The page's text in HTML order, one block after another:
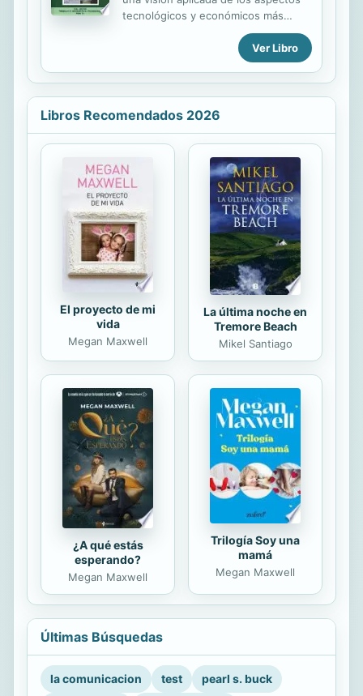
recogidos en esta publicación.
tecnológicos y económicos más
significativos de los procesos de
conformado de metales por arranque
de viruta. Dos primeras partes
(aspectos tecnológicos básicos del
conformado, y análisis económicos
basados en la estimación de tiempos
con nomenclaturas, tablas...,
Ver Libro
Libros Recomendados 2026
El proyecto de mi
vida
Megan Maxwell
La última noche en
Tremore Beach
Mikel Santiago
¿A qué estás
esperando?
Megan Maxwell
Trilogía Soy una
mamá
Megan Maxwell
Últimas Búsquedas
la comunicacion test
pearl s. buck